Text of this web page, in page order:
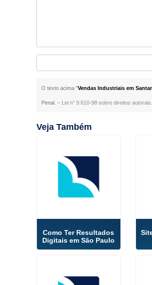
O texto acima "Vendas Industriais em
Penal. – Lei n° 9.610-98 sobre direitos autorais
Veja Também
Como Ter Resultados
Digitais em São Paulo